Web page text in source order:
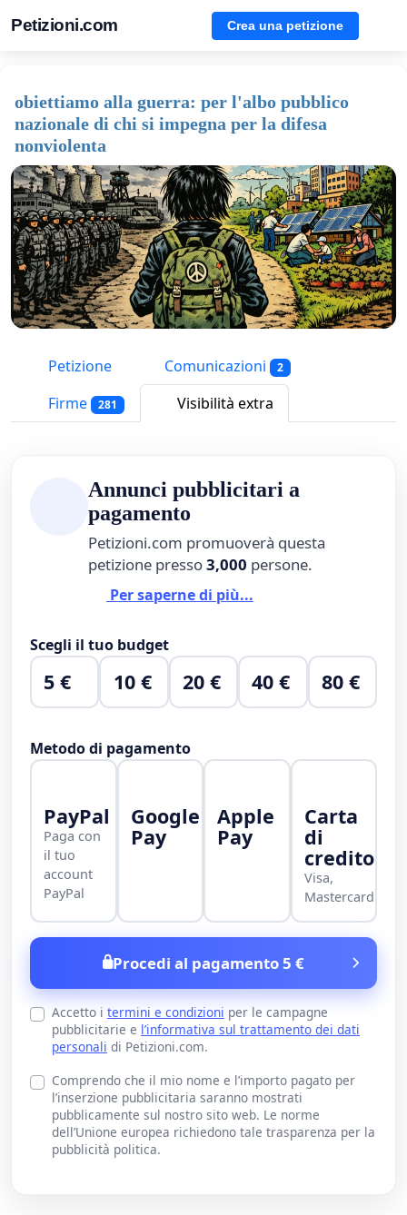
Petizioni.com Crea una petizione
obiettiamo alla guerra: per l'albo pubblico
nazionale di chi si impegna per la difesa
nonviolenta
Petizione Comunicazioni 2
Firme 281 Visibilità extra
Annunci pubblicitari a
pagamento
Petizioni.com promuoverà questa
petizione presso3,000 persone.
Per saperne di più...
Scegli il tuo budget
5 € 10 € 20 € 40 € 80 €
Metodo di pagamento
PayPal
Paga con
il tuo
account
PayPal
Google
Pay
Apple
Pay
Carta
di
credito
Visa,
Mastercard
Procedi al pagamento 5 €
Accetto i termini e condizioni per le campagne
pubblicitarie e l’informativa sul trattamento dei dati
personali di Petizioni.com.
Comprendo che il mio nome e l’importo pagato per
l’inserzione pubblicitaria saranno mostrati
pubblicamente sul nostro sito web. Le norme
dell’Unione europea richiedono tale trasparenza per la
pubblicità politica.